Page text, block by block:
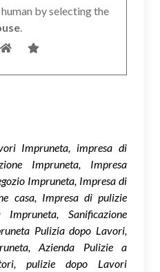
by selecting the
.
Impruneta, impresa di
Impruneta, Impresa
Impruneta, Impresa di
casa, Impresa di pulizie
Sanificazione
Pulizia dopo Lavori,
Azienda Pulizie a
pulizie dopo Lavori